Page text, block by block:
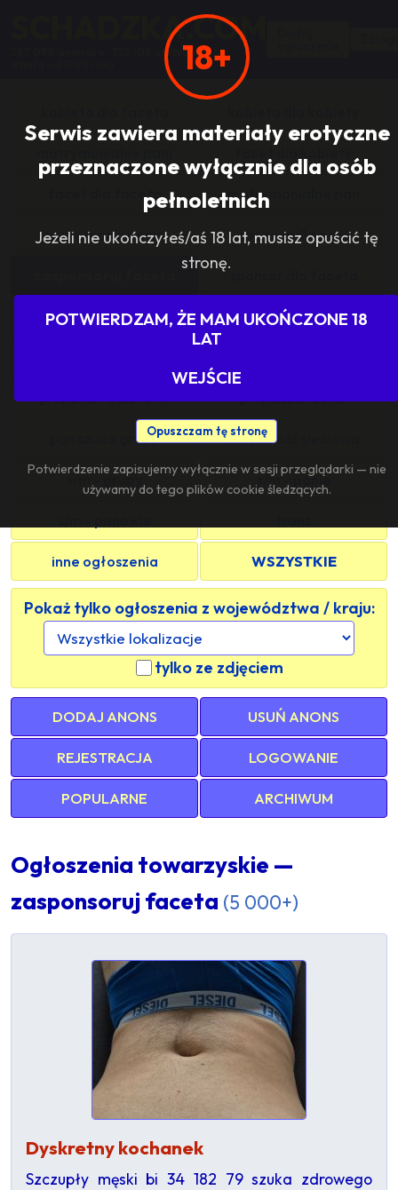
18+
Serwis zawiera materiały erotyczne
przeznaczone wyłącznie dla osób
pełnoletnich
Jeżeli nie ukończyłeś/aś 18 lat, musisz opuścić tę
stronę.
POTWIERDZAM, ŻE MAM UKOŃCZONE 18
LAT
WEJŚCIE
Opuszczam tę stronę
Potwierdzenie zapisujemy wyłącznie w sesji przeglądarki — nie
używamy do tego plików cookie śledzących.
SCHADZKA.COM
267 098 anonsów, 352 109 użytkowników,
facet dla faceta matrymonialne pan
zasponsoruj panią sponsor dla pani
sponsoring grupy agencje towarzyskie
grupowo i odlotowo grupa szuka pani
pan szuka grupy znajomość sieciowa
s/m - grupy s/m - panie
inne ogłoszenia WSZYSTKIE
Pokaż tylko ogłoszenia z województwa / kraju:
tylko ze zdjęciem
DODAJ ANONS USUŃ ANONS
REJESTRACJA LOGOWANIE
POPULARNE ARCHIWUM
Ogłoszenia towarzyskie —
zasponsoruj faceta (5 000+)
Dyskretny kochanek
Szczupły męski bi 34 182 79 szuka zdrowego